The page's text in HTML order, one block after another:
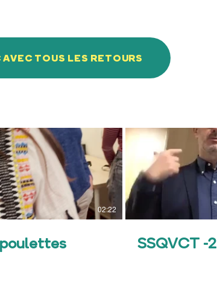
TOUS LES RETOURS
02:22
SSQVCT -2